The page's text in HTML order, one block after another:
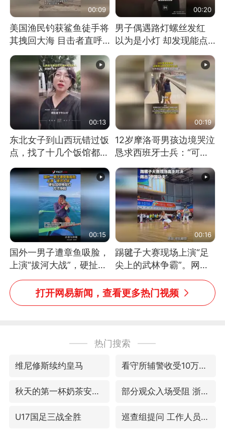
00:09
美国渔民钓获鲨鱼徒手将
其拽回大海 目击者直呼
震惊 （视频来源：参考
消息）
00:20
男子偶遇路灯螺丝发红
以为是小灯 却发现能点
燃香烟 当事人：已报警
处理
00:13
东北女子到山西玩错过饭
点，找了十几个饭馆都没
开门：午休到几点
00:19
12岁摩洛哥男孩边境哭泣
恳求西班牙士兵：“可不
可以不要把我遣返回国”
00:15
国外一男子遭章鱼吸脸，
上演“拔河大战”，硬扯加
铁棒敲打方才挣脱
00:16
踢毽子大赛现场上演“足
尖上的武林争霸”。网
友：这哪是踢毽子，分明
是武侠片现场！#睡个好
打开网易新闻，查看更多热门视频
热门搜索
维尼修斯续约皇马 看守所辅警收受10万获刑1年
秋天的第一杯奶茶安排上了吗 部分观众入场受阻 浙江省博物馆致歉
U17国足三战全胜 巡查组提问 工作人员偷用手机查答案